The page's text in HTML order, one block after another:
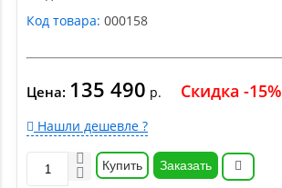
Код товара: 000158
Цена: 135 490 р. Скидка -15%
Нашли дешевле ?
Купить Заказать